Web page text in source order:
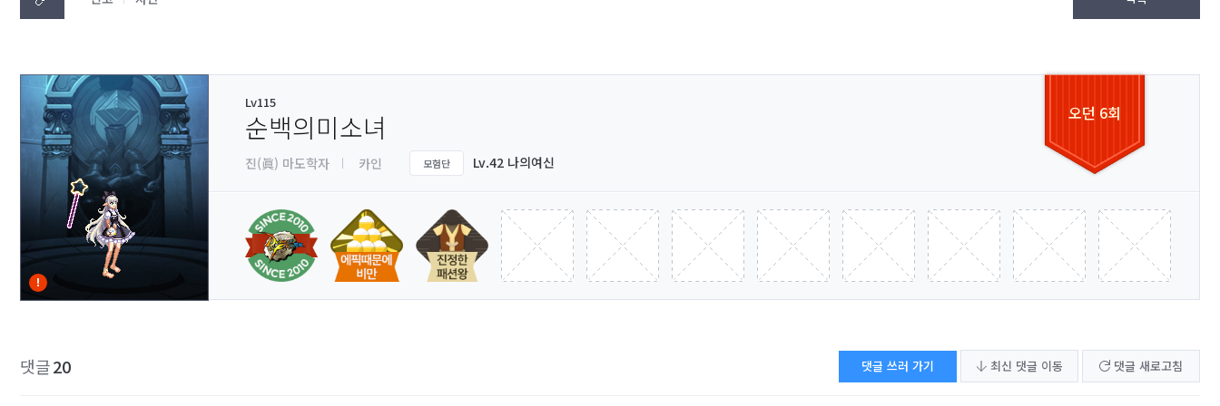
Lv115
순백의미소녀
진(眞) 마도학자 카인 모험단 Lv.42 나의여신
오던 6회
댓글20 댓글 쓰러 가기 최신 댓글 이동 댓글 새로고침